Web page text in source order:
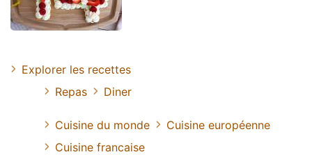
Explorer les recettes
Repas
Diner
Cuisine du monde
Cuisine européenne
Cuisine francaise